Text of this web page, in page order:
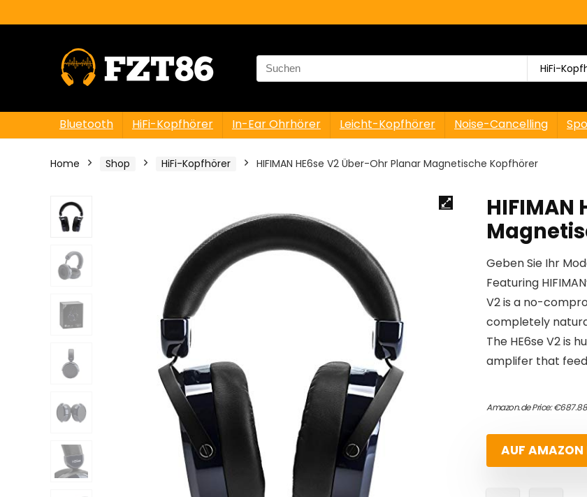
Search
for:
HiFi-
Bluetooth HiFi-Kopfhörer In-Ear Ohrhörer Leicht-Kopfhörer Noise-Cancelling
Home Shop HiFi-Kopfhörer HIFIMAN HE6se V2 Über-Ohr Planar Magnetische Kopfhörer
HIFIMAN
Geben Sie Ihr
Featuring
V2 is a no-
completely
The HE6se V2 is
amplifer that
Amazon.de Price:€687.88
AUF AMAZON